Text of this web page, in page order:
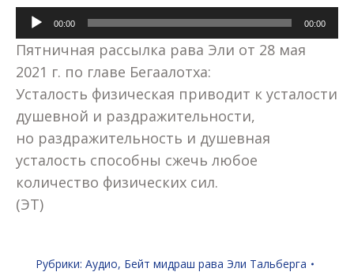
Аудиоплеер
00:00 00:00
Пятничная рассылка рава Эли от 28 мая
2021 г. по главе Бегаалотха:
Усталость физическая приводит к усталости
душевной и раздражительности,
но раздражительность и душевная
усталость способны сжечь любое
количество физических сил.
(ЭТ)
Рубрики: Аудио, Бейт мидраш рава Эли Тальберга